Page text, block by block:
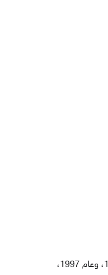
عام 1919، وعام 1922، وعام 1949، وعام 1989، وعام 1997،